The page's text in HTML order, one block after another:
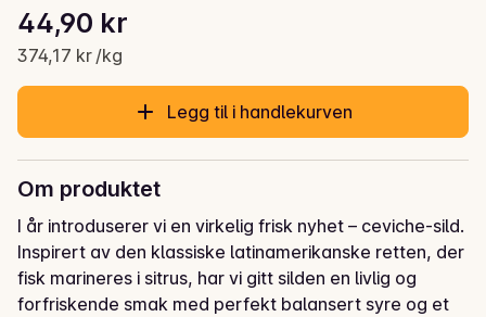
Gjeldende pris er: 44,90 kr
44,90 kr
374,17 kr /kg
Stykkpris: 374,17 kr /kg
Legg til i handlekurven
Om produktet
I år introduserer vi en virkelig frisk nyhet – ceviche-sild.
Inspirert av den klassiske latinamerikanske retten, der
fisk marineres i sitrus, har vi gitt silden en livlig og
forfriskende smak med perfekt balansert syre og et